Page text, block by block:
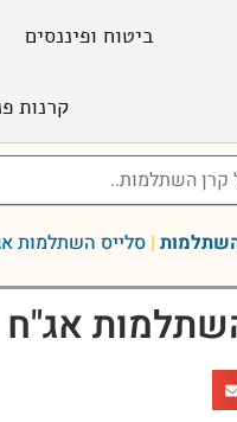
ביטוח ופיננסים
קרנות
| סלייס השתלמות